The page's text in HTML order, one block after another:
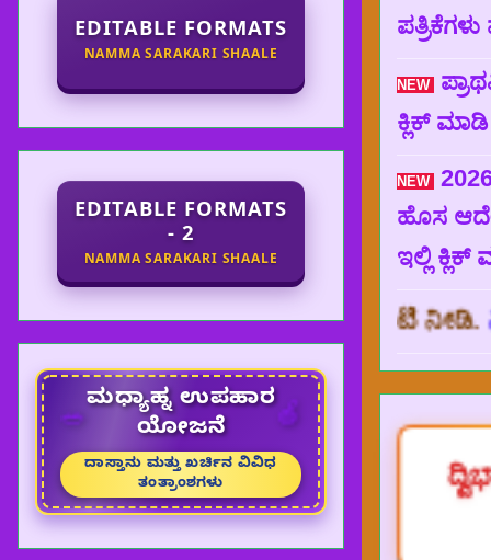
NEW
ಕ್ಲಿಕ್
NEW
ಹೊಸ
ಇಲ್ಲಿ ಕ್ಲಿಕ್
ಈ WEBSITE ಗೆ ಭೇಟಿ ನೀಡಿ. ನಿಮ್ಮ
EDITABLE FORMATS
NAMMA SARAKARI SHAALE
EDITABLE FORMATS
- 2
NAMMA SARAKARI SHAALE
🥗ಮಧ್ಯಾಹ್ನ ಉಪಹಾರ
ಯೋಜನೆ
🍎
ದಾಸ್ತಾನು ಮತ್ತು ಖರ್ಚಿನ ವಿವಿಧ
ತಂತ್ರಾಂಶಗಳು